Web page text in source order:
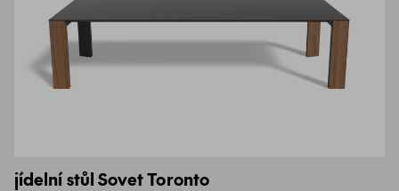
jídelní stůl Sovet Toronto